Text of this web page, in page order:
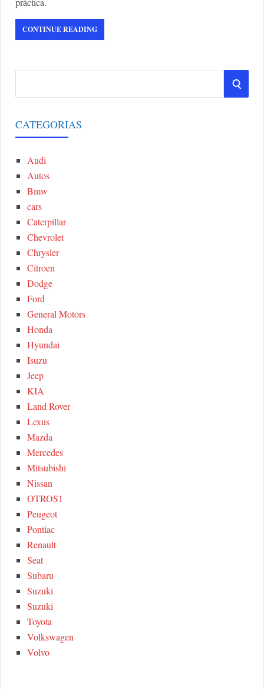
CONTINUE READING
r
c
S
CATEGORIAS
Audi
Autos
Bmw
cars
Caterpillar
Chevrolet
Chrysler
Citroen
Dodge
Ford
General Motors
Honda
Hyundai
Isuzu
Jeep
KIA
Land Rover
Lexus
Mazda
Mercedes
Mitsubishi
Nissan
OTROS1
Peugeot
Pontiac
Renault
Seat
Subaru
Suzuki
Suzuki
Toyota
Volkswagen
Volvo